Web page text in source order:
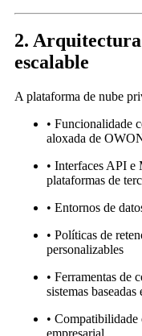
2.
escalable
A plataforma de nube
• Funcionalidade
aloxada de
• Interfaces API
plataformas de
• Entornos de
• Políticas de
personalizables
• Ferramentas de
sistemas baseadas
•